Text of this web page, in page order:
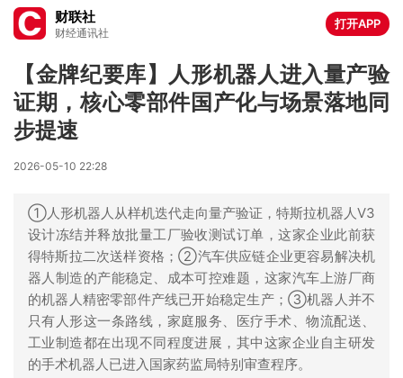
财联社
财经通讯社
打开APP
【金牌纪要库】人形机器人进入量产验
证期，核心零部件国产化与场景落地同
步提速
2026-05-10 22:28
①人形机器人从样机迭代走向量产验证，特斯拉机器人V3
设计冻结并释放批量工厂验收测试订单，这家企业此前获
得特斯拉二次送样资格；②汽车供应链企业更容易解决机
器人制造的产能稳定、成本可控难题，这家汽车上游厂商
的机器人精密零部件产线已开始稳定生产；③机器人并不
只有人形这一条路线，家庭服务、医疗手术、物流配送、
工业制造都在出现不同程度进展，其中这家企业自主研发
的手术机器人已进入国家药监局特别审查程序。